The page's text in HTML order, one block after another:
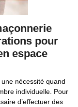
pour
espace
nécessité quand
individuelle. Pour
d’effectuer des